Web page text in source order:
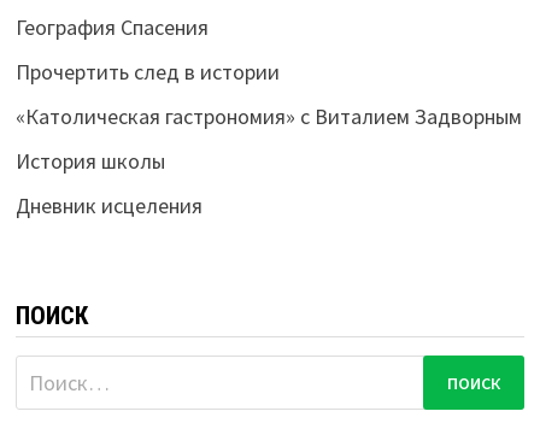
География Спасения
Прочертить след в истории
«Католическая гастрономия» с Виталием Задворным
История школы
Дневник исцеления
ПОИСК
Найти: